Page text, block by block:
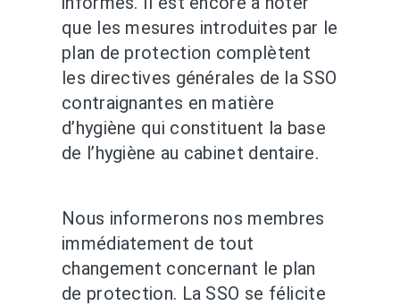
que les mesures introduites par le
plan de protection complètent
les directives générales de la SSO
contraignantes en matière
d’hygiène qui constituent la base
de l’hygiène au cabinet dentaire.
Nous informerons nos membres
immédiatement de tout
changement concernant le plan
de protection. La SSO se félicite